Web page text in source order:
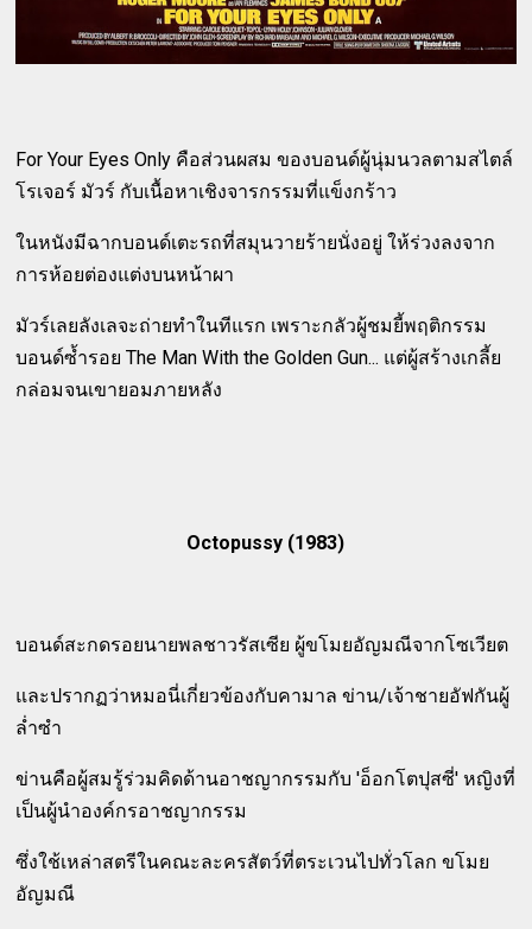
For Your Eyes Only คือส่วนผสม ของบอนด์ผู้นุ่มนวลตามสไตล์
โรเจอร์ มัวร์ กับเนื้อหาเชิงจารกรรมที่แข็งกร้าว
ในหนังมีฉากบอนด์เตะรถที่สมุนวายร้ายนั่งอยู่ ให้ร่วงลงจาก
การห้อยต่องแต่งบนหน้าผา
มัวร์เลยลังเลจะถ่ายทำในทีแรก เพราะกลัวผู้ชมยี้พฤติกรรม
บอนด์ซ้ำรอย The Man With the Golden Gun... แต่ผู้สร้างเกลี้ย
กล่อมจนเขายอมภายหลัง
Octopussy (1983)
บอนด์สะกดรอยนายพลชาวรัสเซีย ผู้ขโมยอัญมณีจากโซเวียต
และปรากฏว่าหมอนี่เกี่ยวข้องกับคามาล ข่าน/เจ้าชายอัฟกันผู้
ล่ำซำ
ข่านคือผู้สมรู้ร่วมคิดด้านอาชญากรรมกับ 'อ็อกโตปุสซี่' หญิงที่
เป็นผู้นำองค์กรอาชญากรรม
ซึ่งใช้เหล่าสตรีในคณะละครสัตว์ที่ตระเวนไปทั่วโลก ขโมย
อัญมณี